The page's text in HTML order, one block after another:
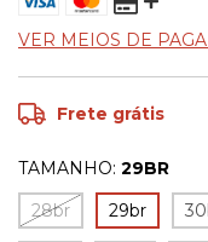
VER MEIOS DE
Frete grátis
TAMANHO: 29BR
28br
29br